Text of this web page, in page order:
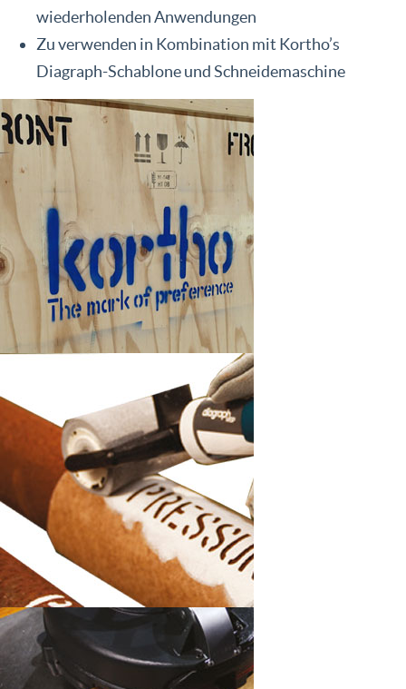
wiederholenden Anwendungen
Zu verwenden in Kombination mit Kortho’s
Diagraph-Schablone und Schneidemaschine